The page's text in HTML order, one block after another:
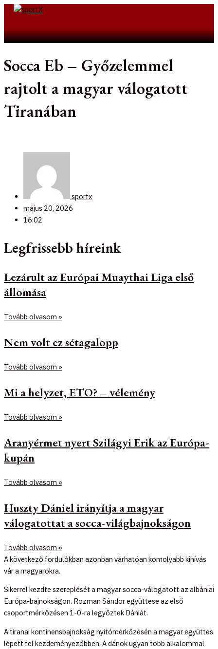
Skip
Socca Eb – Győzelemmel
rajtolt a magyar válogatott
Tiranában
sportx
május 20, 2026
16:02
Legfrissebb híreink
Lezárult az Európai Muaythai Liga első
állomása
Tovább olvasom »
Nem volt ez sétagalopp
Tovább olvasom »
Mi a helyzet, ETO? – vélemény
Tovább olvasom »
Aranyérmet nyert Szilágyi Erik az Európa-
kupán
Tovább olvasom »
Huszty Dániel irányítja a magyar
válogatottat a socca-világbajnokságon
Tovább olvasom »
A következő fordulókban azonban várhatóan komolyabb kihívás
vár a magyarokra.
Sikerrel kezdte szereplését a magyar socca-válogatott az albániai
Európa-bajnokságon. Rozman Sándor együttese az első
csoportmérkőzésen 1-0-ra legyőztek Dániát.
A tiranai kontinensbajnokság nyitómérkőzésén a magyar együttes
lépett fel kezdeményezőbben. A dánok ugyan több alkalommal